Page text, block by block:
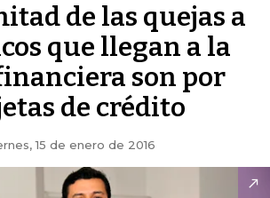
de las quejas a
que llegan a la
son por
de crédito
15 de enero de 2016